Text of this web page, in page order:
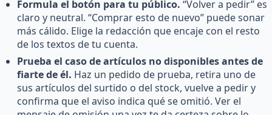
Formula el botón para tu público. “Volver a pedir” es
claro y neutral. “Comprar esto de nuevo” puede sonar
más cálido. Elige la redacción que encaje con el resto
de los textos de tu cuenta.
Prueba el caso de artículos no disponibles antes de
fiarte de él. Haz un pedido de prueba, retira uno de
sus artículos del surtido o del stock, vuelve a pedir y
confirma que el aviso indica qué se omitió. Ver el